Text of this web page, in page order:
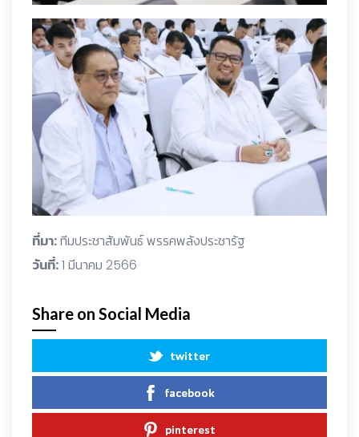
ที่มา:ทีมประชาสัมพันธ์ พรรคพลังประชารัฐ
วันที่:1 มีนาคม 2566
Share on Social Media
twitter
facebook
pinterest